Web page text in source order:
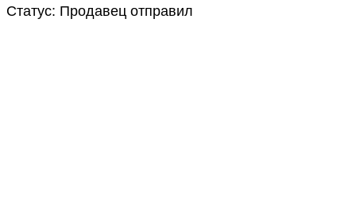
Статус: Продавец отправил